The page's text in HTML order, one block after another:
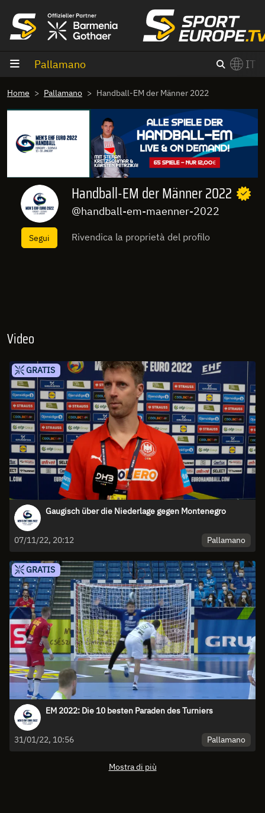
Pallamano IT
Switch to English?
Home Pallamano Handball-EM der Männer 2022
Segui
Handball-EM der Männer 2022
@handball-em-maenner-2022
Rivendica la proprietà del profilo
Video
GRATIS
Gaugisch über die Niederlage gegen Montenegro
07/11/22, 20:12 Pallamano
GRATIS
EM 2022: Die 10 besten Paraden des Turniers
31/01/22, 10:56 Pallamano
Mostra di più